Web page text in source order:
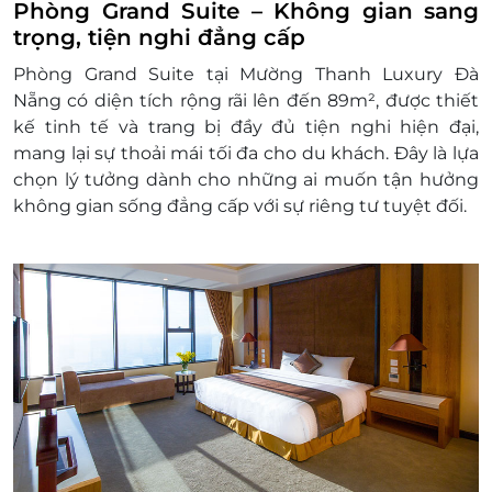
Giá cuối tuần phụ thu: 250.000 vnd/p/đ
Giá ngày lễ phụ thu: 300.000 vnđ/p/đ
Cuối tuần: Thứ 6 và thứ 7 trong giai đoạn từ
01/06 đến hết 31/07.
Giai đoạn Lễ: Giỗ tổ Hùng Vương (05-06/04);
Giải phóng miền Nam và Quốc tế lao động
(30/04-03/05); Quốc Khánh (30/08-01/09), các
ngày diễn ra cuộc thi pháo hoa Quốc tế tại
lịch công bố (31/05, 07/06, 14/06, 21/06, 28/06,
12/07).
Giường phụ: 500,000 VNĐ/đêm (bao gồm ăn
sáng). Mỗi phòng chỉ được kê tối đa 01
giường phụ.
Phụ thu người thứ 3 (không kê giường phụ):
300,000 VNĐ/đêm (bao gồm ăn sáng).
Quy định nhận trả phòng:
Giờ nhận phòng: 14h00
Phòng Grand Suite – Không gian sang
trọng, tiện nghi đẳng cấp
Phòng Grand Suite tại Mường Thanh Luxury Đà
Nẵng có diện tích rộng rãi lên đến 89m², được thiết
kế tinh tế và trang bị đầy đủ tiện nghi hiện đại,
mang lại sự thoải mái tối đa cho du khách. Đây là lựa
chọn lý tưởng dành cho những ai muốn tận hưởng
không gian sống đẳng cấp với sự riêng tư tuyệt đối.